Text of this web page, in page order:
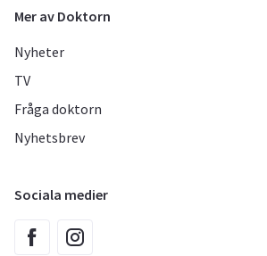
Mer av Doktorn
Nyheter
TV
Fråga doktorn
Nyhetsbrev
Sociala medier